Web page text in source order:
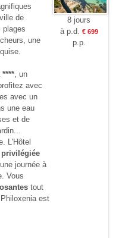
de
plages
une
, un
avec
avec un
une eau
et de
L'Hôtel
journée à
Vous
tout
est
8 jours
à p.d.
€ 699
p.p.